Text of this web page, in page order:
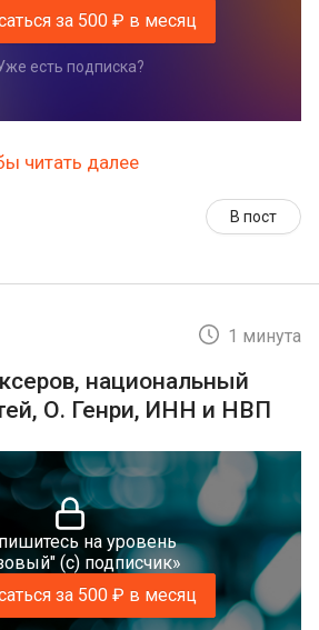
за 500 ₽ в месяц
есть подписка?
читать далее
В пост
1 минута
национальный
О. Генри, ИНН и НВП
на уровень
(с) подписчик»
за 500 ₽ в месяц